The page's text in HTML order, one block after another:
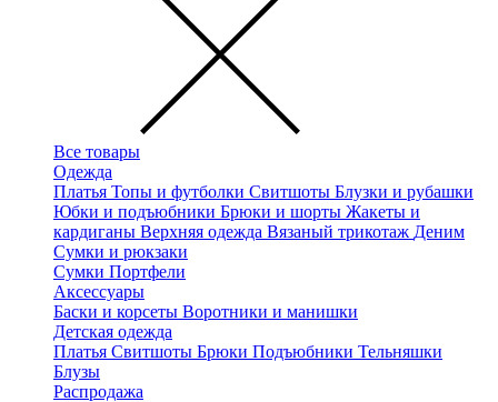
Все товары
Одежда
Платья Топы и футболки Свитшоты Блузки и рубашки
Юбки и подъюбники Брюки и шорты Жакеты и
кардиганы Верхняя одежда Вязаный трикотаж Деним
Сумки и рюкзаки
Сумки Портфели
Аксессуары
Баски и корсеты Воротники и манишки
Детская одежда
Платья Свитшоты Брюки Подъюбники Тельняшки
Блузы
Распродажа